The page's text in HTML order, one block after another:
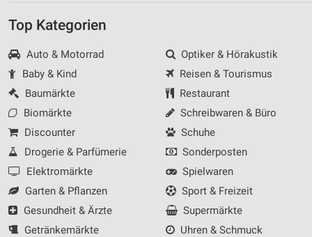
Top Kategorien
Auto & Motorrad
Baby & Kind
Baumärkte
Biomärkte
Discounter
Drogerie & Parfümerie
Elektromärkte
Garten & Pflanzen
Gesundheit & Ärzte
Getränkemärkte
Optiker & Hörakustik
Reisen & Tourismus
Restaurant
Schreibwaren & Büro
Schuhe
Sonderposten
Spielwaren
Sport & Freizeit
Supermärkte
Uhren & Schmuck